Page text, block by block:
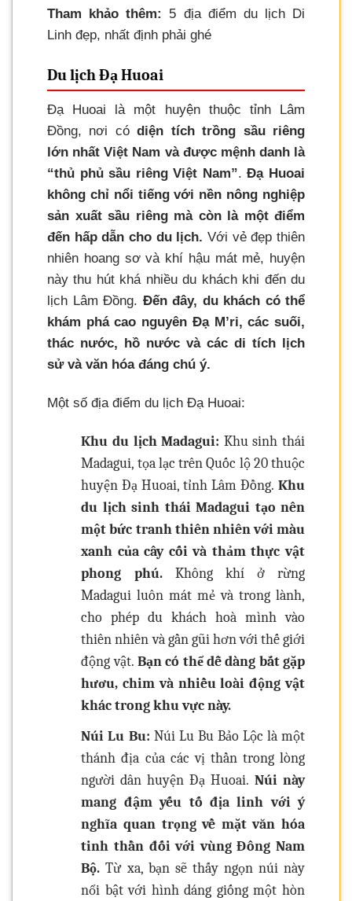
Tham khảo thêm:
5 địa điểm du lịch Di
Linh đẹp, nhất định phải ghé
Du lịch Đạ Huoai
Đạ Huoai là một huyện thuộc tỉnh Lâm
Đồng, nơi códiện tích trồng sầu riêng
lớn nhất Việt Nam và được mệnh danh là
“thủ phủ sầu riêng Việt Nam”.Đạ Huoai
không chỉ nổi tiếng với nền nông nghiệp
sản xuất sầu riêng mà còn là một điểm
đến hấp dẫn cho du lịch. Với vẻ đẹp thiên
nhiên hoang sơ và khí hậu mát mẻ, huyện
này thu hút khá nhiều du khách khi đến du
lịch Lâm Đồng. Đến đây, du khách có thể
khám phá cao nguyên Đạ M’ri, các suối,
thác nước, hồ nước và các di tích lịch
sử và văn hóa đáng chú ý.
Một số địa điểm du lịch Đạ Huoai:
Khu du lịch Madagui: Khu sinh thái
Madagui, tọa lạc trên Quốc lộ 20 thuộc
huyện Đạ Huoai, tỉnh Lâm Đồng. Khu
du lịch sinh thái Madagui tạo nên
một bức tranh thiên nhiên với màu
xanh của cây cối và thảm thực vật
phong phú.Không khí ở rừng
Madagui luôn mát mẻ và trong lành,
cho phép du khách hoà mình vào
thiên nhiên và gần gũi hơn với thế giới
động vật.Bạn có thể dễ dàng bắt gặp
hươu, chim và nhiều loài động vật
khác trong khu vực này.
Núi Lu Bu: Núi Lu Bu Bảo Lộc là một
thánh địa của các vị thần trong lòng
người dân huyện Đạ Huoai. Núi này
mang đậm yếu tố địa linh với ý
nghĩa quan trọng về mặt văn hóa
tinh thần đối với vùng Đông Nam
Bộ. Từ xa, bạn sẽ thấy ngọn núi này
nổi bật với hình dáng giống một hòn